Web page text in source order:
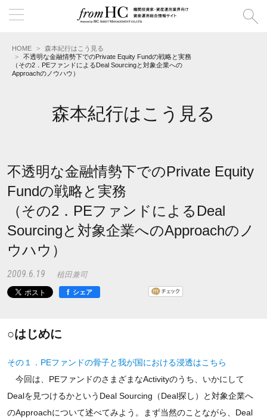
HOME
森本紀行はこう見る
不透明な金融情勢下でのPrivate Equity Fundの戦略と実務
（その2．PEファンドによるDeal Sourcingと対象企業への
Approachのノウハウ）
森本紀行はこう見る
不透明な金融情勢下でのPrivate Equity
Fundの戦略と実務
（その2．PEファンドによるDeal
Sourcingと対象企業へのApproachのノ
ウハウ）
2009.6.19
植田兼司
f シェア
○はじめに
その１．PEファンドの骨子と我が国における浸透はこちら
今回は、PEファンドのさまざまなActivityのうち、いかにして
Dealを見つけるかというDeal Sourcing（Deal探し）と対象企業へ
のApproachについて述べてみよう。まず当然のことながら、Deal